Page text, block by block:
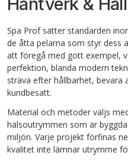
Spa Prof sätter standarden
de åtta pelarna som styr dess
att föregå med gott exempel,
perfektion, blanda modern
sträva efter hållbarhet,
kundbesatt.
Material och metoder väljs
hälsoutrymmen som är
miljön. Varje projekt förfinas
kvalitet inte lämnar utrymme